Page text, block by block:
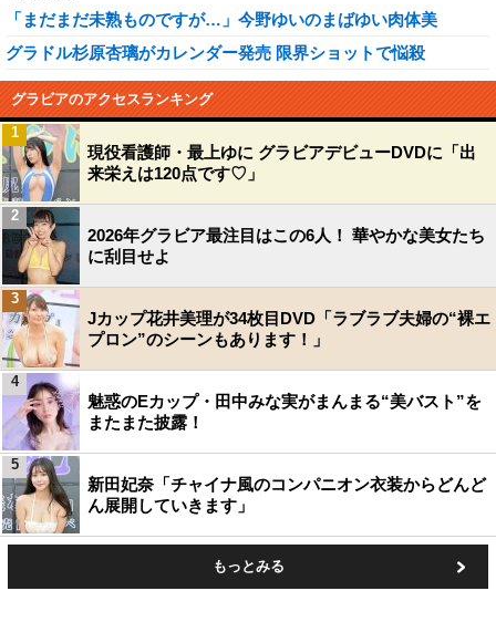
「まだまだ未熟ものですが…」今野ゆいのまばゆい肉体美
グラドル杉原杏璃がカレンダー発売 限界ショットで悩殺
グラビアのアクセスランキング
現役看護師・最上ゆに グラビアデビューDVDに「出
来栄えは120点です♡」
1
2026年グラビア最注目はこの6人！ 華やかな美女たち
に刮目せよ
2
Jカップ花井美理が34枚目DVD「ラブラブ夫婦の“裸エ
プロン”のシーンもあります！」
3
魅惑のEカップ・田中みな実がまんまる“美バスト”を
またまた披露！
4
新田妃奈「チャイナ風のコンパニオン衣装からどんど
ん展開していきます」
5
もっとみる